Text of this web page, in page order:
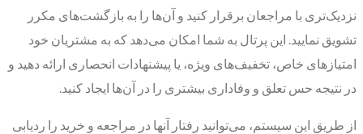
نزدیک‌تری با مراجعان برقرار کنید و آن‌ها را به بازگشت‌های مکرر
تشویق نمایید. این پرتال به شما امکان می‌دهد که به مشتریان خود
امتیازهای خاص، تخفیف‌های ویژه، یا پیشنهادات انحصاری ارائه دهید و
در نتیجه حس تعلق و وفاداری بیشتری را در آن‌ها ایجاد کنید.
از طریق این سیستم، می‌توانید رفتار آنها در مراجعه و خرید را ردیابی